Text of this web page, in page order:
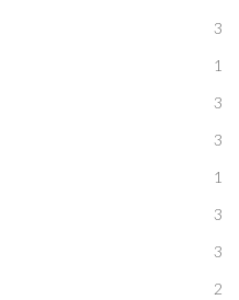
3
1
3
3
1
3
3
2